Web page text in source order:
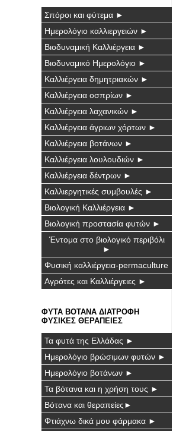
Σπόροι και φύτεμα ►
Ημερολόγιο καλλιεργειών ►
Βιοδυναμική Καλλιέργεια ►
Βιοδυναμικό Ημερολόγιο ►
Καλλιέργεια δημητριακών ►
Καλλιέργεια οσπρίων ►
Καλλιέργεια λαχανικών ►
Καλλιέργεια άγριων χόρτων ►
Καλλιέργεια βοτάνων ►
Καλλιέργεια λουλουδιών ►
Καλλιέργεια δέντρων ►
Καλλιεργητικές συμβουλές ►
Βιολογική Καλλιέργεια ►
Βιολογική προστασία φυτών ►
Έντομα στο βιολογικό περιβόλι
►
Φυσική καλλιέργεια-permaculture
Αγρότες και Καλλιέργειες ►
ΦΥΤΑ ΒΟΤΑΝΑ ΔΙΑΤΡΟΦΗ
ΦΥΣΙΚΕΣ ΘΕΡΑΠΕΙΕΣ
Τα φυτά της Ελλάδας ►
Ημερολόγιο βρώσιμων φυτών ►
Ημερολόγιο βοτάνων ►
Τα βότανα και η χρήση τους ►
Βότανα και θεραπείες►
Φτιάχνω δικά μου φάρμακα ►